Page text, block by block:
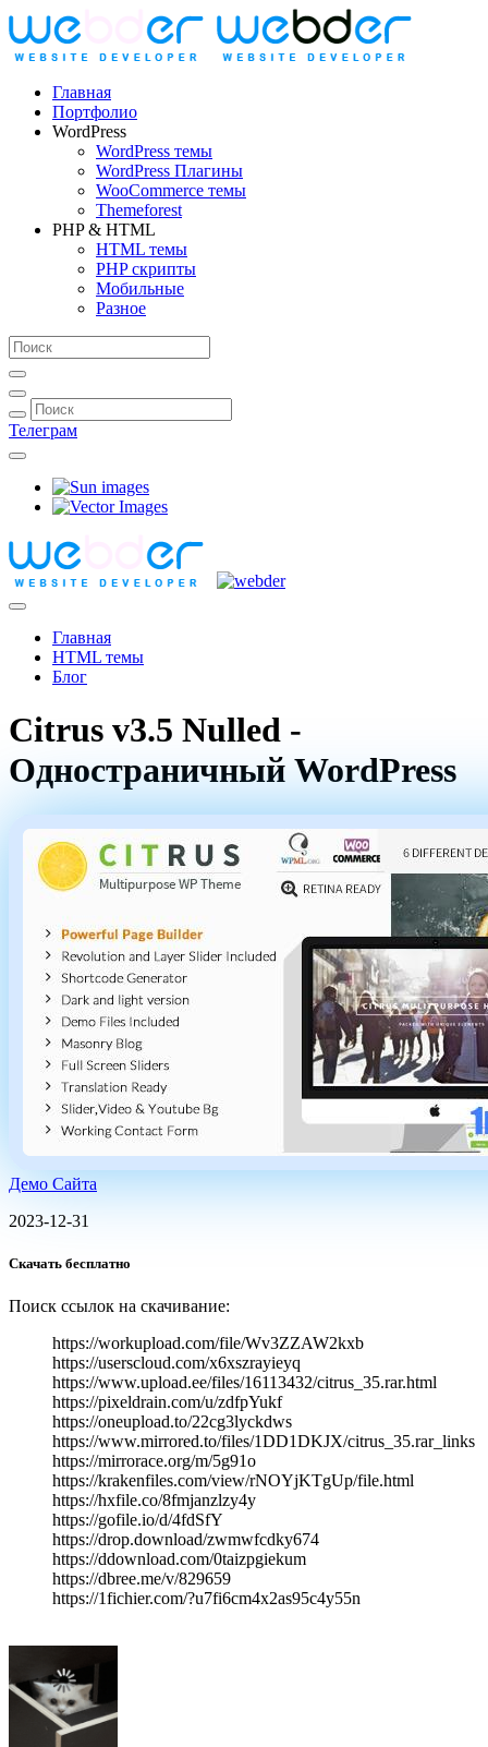
Главная
Портфолио
WordPress
WordPress темы
WordPress Плагины
WooCommerce темы
Themeforest
PHP & HTML
HTML темы
PHP скрипты
Мобильные
Разное
Телеграм
Главная
HTML темы
Блог
Citrus v3.5 Nulled -
Одностраничный WordPress
Демо Сайта
2023-12-31
Скачать бесплатно
Поиск ссылок на скачивание:
https://workupload.com/file/Wv3ZZAW2kxb
https://userscloud.com/x6xszrayieyq
https://www.upload.ee/files/16113432/citrus_35.rar.html
https://pixeldrain.com/u/zdfpYukf
https://oneupload.to/22cg3lyckdws
https://www.mirrored.to/files/1DD1DKJX/citrus_35.rar_links
https://mirrorace.org/m/5g91o
https://krakenfiles.com/view/rNOYjKTgUp/file.html
https://hxfile.co/8fmjanzlzy4y
https://gofile.io/d/4fdSfY
https://drop.download/zwmwfcdky674
https://ddownload.com/0taizpgiekum
https://dbree.me/v/829659
https://1fichier.com/?u7fi6cm4x2as95c4y55n